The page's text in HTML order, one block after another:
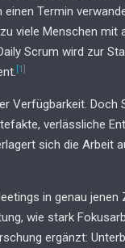
Termin
viele Menschen mit
Scrum wird zur
[1]
Verfügbarkeit. Doch
verlässliche
sich die Arbeit
in genau jenen
wie stark
ergänzt: